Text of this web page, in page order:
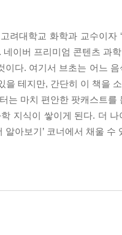
려대학교 화학과 교수이자
이버 프리미엄 콘텐츠 과
다. 여기서 브초는 어느 음
을 테지만, 간단히 이 책을
는 마치 편안한 팟캐스트를
지식이 쌓이게 된다. 더 나
아보기’ 코너에서 채울 수